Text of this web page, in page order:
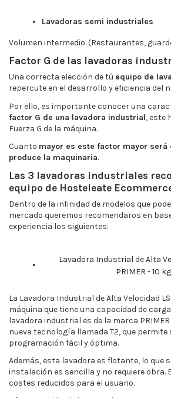
Lavadoras semi industriales
Volumen intermedio. (Restaurantes,
Factor G de las lavadoras
Una correcta elección de tú equipo de
repercute en el desarrollo y eficiencia del
Por ello, es importante conocer una
factor G de una lavadora industrial, este
Fuerza G de la máquina.
Cuanto mayor es este factor mayor será
produce la maquinaria.
Las 3 lavadoras industriales
equipo de Hosteleate
Dentro de la infinidad de modelos que
mercado queremos recomendaros en
experiencia los siguientes:
Lavadora Industrial de Alta
PRIMER - 10 kg
La Lavadora Industrial de Alta Velocidad
máquina que tiene una capacidad de
lavadora industrial es de la marca
nueva tecnología llamada T2, que permite
programación fácil y óptima.
Además, esta lavadora es flotante, lo que
instalación es sencilla y no requiere obra.
costes reducidos para el usuario.